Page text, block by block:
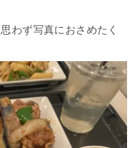
わず写真におさめたく